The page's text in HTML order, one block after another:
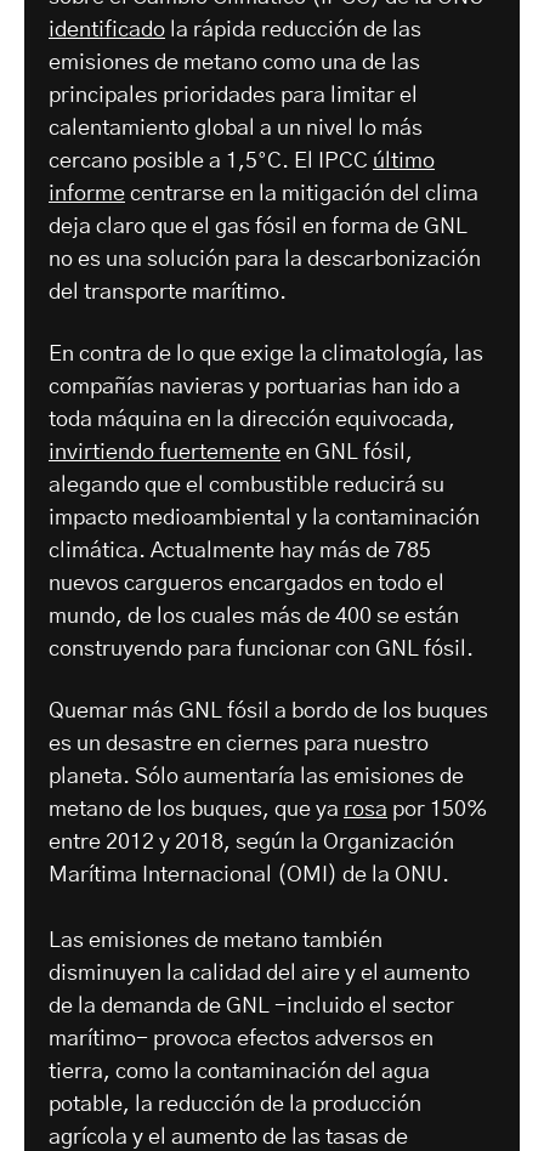
identificado la rápida reducción de las
emisiones de metano como una de las
principales prioridades para limitar el
calentamiento global a un nivel lo más
cercano posible a 1,5°C. El IPCC último
informe centrarse en la mitigación del clima
deja claro que el gas fósil en forma de GNL
no es una solución para la descarbonización
del transporte marítimo.
En contra de lo que exige la climatología, las
compañías navieras y portuarias han ido a
toda máquina en la dirección equivocada,
invirtiendo fuertemente en GNL fósil,
alegando que el combustible reducirá su
impacto medioambiental y la contaminación
climática. Actualmente hay más de 785
nuevos cargueros encargados en todo el
mundo, de los cuales más de 400 se están
construyendo para funcionar con GNL fósil.
Quemar más GNL fósil a bordo de los buques
es un desastre en ciernes para nuestro
planeta. Sólo aumentaría las emisiones de
metano de los buques, que ya rosa por 150%
entre 2012 y 2018, según la Organización
Marítima Internacional (OMI) de la ONU.
Las emisiones de metano también
disminuyen la calidad del aire y el aumento
de la demanda de GNL -incluido el sector
marítimo- provoca efectos adversos en
tierra, como la contaminación del agua
potable, la reducción de la producción
agrícola y el aumento de las tasas de